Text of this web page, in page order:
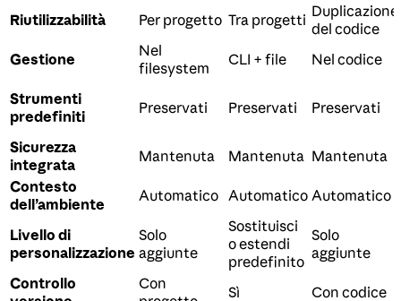
Riutilizzabilità
Per progetto Tra progetti Duplicazione
del codice
Gestione
Nel
filesystem
CLI + file Nel codice
Strumenti
predefiniti
Preservati Preservati Preservati
Sicurezza
integrata
Mantenuta Mantenuta Mantenuta
Contesto
dell’ambiente
Automatico Automatico Automatico
Livello di
personalizzazione
Solo
aggiunte
Sostituisci
o estendi
predefinito
Solo
aggiunte
Controllo
Con
Sì Con codice